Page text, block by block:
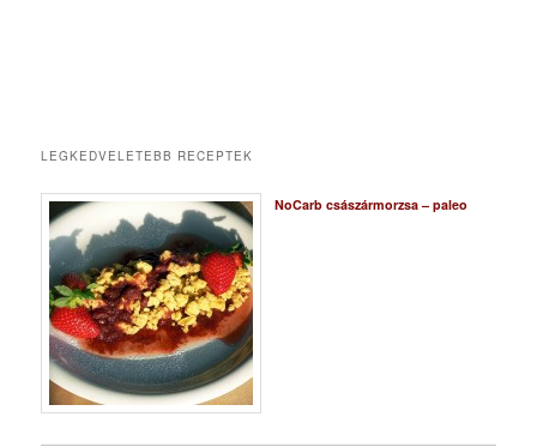
LEGKEDVELETEBB RECEPTEK
NoCarb császármorzsa – paleo